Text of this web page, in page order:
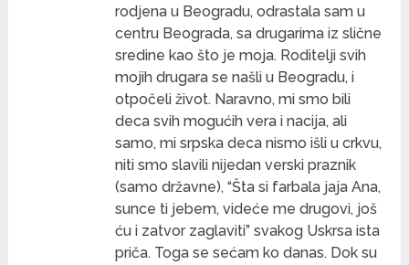
rodjena u Beogradu, odrastala sam u
centru Beograda, sa drugarima iz slične
sredine kao što je moja. Roditelji svih
mojih drugara se našli u Beogradu, i
otpočeli život. Naravno, mi smo bili
deca svih mogućih vera i nacija, ali
samo, mi srpska deca nismo išli u crkvu,
niti smo slavili nijedan verski praznik
(samo državne), “Šta si farbala jaja Ana,
sunce ti jebem, videće me drugovi, još
ću i zatvor zaglaviti” svakog Uskrsa ista
priča. Toga se sećam ko danas. Dok su